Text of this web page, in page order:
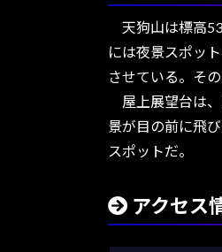
天狗山は標高
には夜景スポッ
させている。そ
屋上展望台は、
景が目の前に飛
スポットだ。
アクセス